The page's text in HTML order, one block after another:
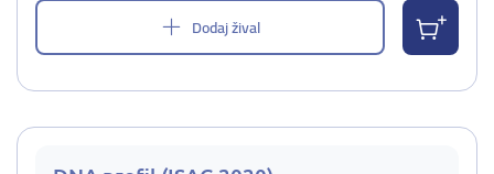
Dodaj žival